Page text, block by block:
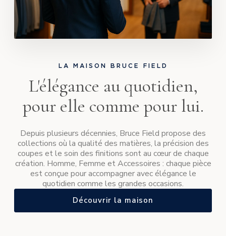
LA MAISON BRUCE FIELD
L'élégance au quotidien,
pour elle comme pour lui.
Depuis plusieurs décennies, Bruce Field propose des
collections où la qualité des matières, la précision des
coupes et le soin des finitions sont au cœur de chaque
création. Homme, Femme et Accessoires : chaque pièce
est conçue pour accompagner avec élégance le
quotidien comme les grandes occasions.
Découvrir la maison